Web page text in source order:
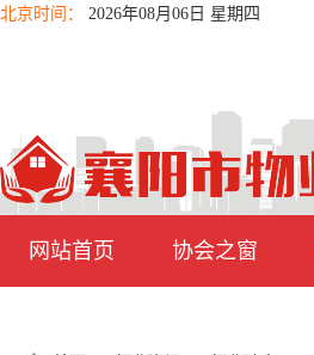
北京时间： 2026年08月06日 星期四
网站首页 协会之窗